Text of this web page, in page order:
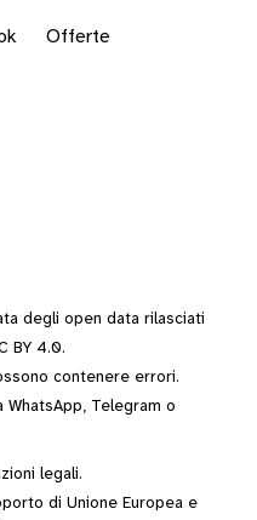
Offerte
degli open data rilasciati
BY 4.0.
contenere errori.
WhatsApp, Telegram o
legali.
di Unione Europea e